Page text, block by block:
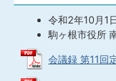
令和2年10月1
駒ヶ根市役所
会議録 第11回